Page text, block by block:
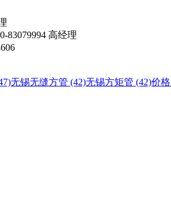
83079994 高经理
无锡无缝方管 (42)无锡方矩管 (42)价